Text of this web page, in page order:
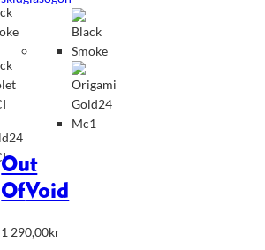
Out
OfVoid
1 290,00kr